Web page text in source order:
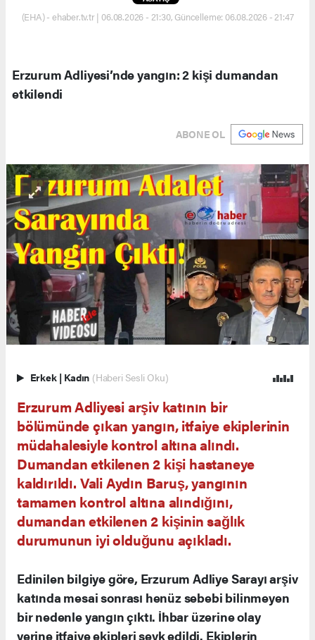
(EHA) - ehaber.tv.tr | 06.08.2026 - 21:30, Güncelleme: 06.08.2026 - 21:47
Erzurum Adliyesi’nde yangın: 2 kişi dumandan
etkilendi
ABONE OL
Erkek | Kadın (Haberi Sesli Oku)
Erzurum Adliyesi arşiv katının bir
bölümünde çıkan yangın, itfaiye ekiplerinin
müdahalesiyle kontrol altına alındı.
Dumandan etkilenen 2 kişi hastaneye
kaldırıldı. Vali Aydın Baruş, yangının
tamamen kontrol altına alındığını,
dumandan etkilenen 2 kişinin sağlık
durumunun iyi olduğunu açıkladı.
Edinilen bilgiye göre, Erzurum Adliye Sarayı arşiv
katında mesai sonrası henüz sebebi bilinmeyen
bir nedenle yangın çıktı. İhbar üzerine olay
yerine itfaiye ekipleri sevk edildi. Ekiplerin